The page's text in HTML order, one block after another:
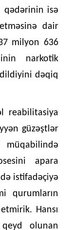
qədərinin isə
dair
milyon 636
narkotik
dəqiq
reabilitasiya
güzəştlər
müqabilində
apara
istifadəçiyə
qurumların
Hansı
olunan